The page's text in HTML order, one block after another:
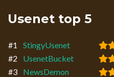
Usenet top 5
#1 StingyUsenet
#2
UsenetBucket
#3
NewsDemon